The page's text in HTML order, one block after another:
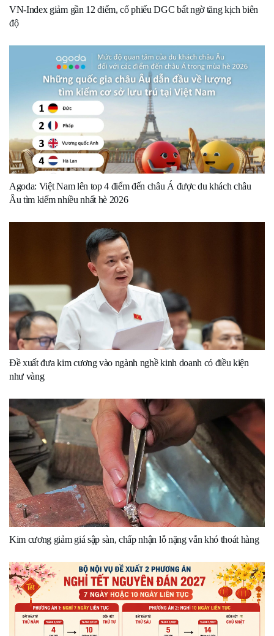
VN-Index giảm gần 12 điểm, cổ phiếu DGC bất ngờ tăng kịch biên
độ
Agoda: Việt Nam lên top 4 điểm đến châu Á được du khách châu
Âu tìm kiếm nhiều nhất hè 2026
Đề xuất đưa kim cương vào ngành nghề kinh doanh có điều kiện
như vàng
Kim cương giảm giá sập sàn, chấp nhận lỗ nặng vẫn khó thoát hàng